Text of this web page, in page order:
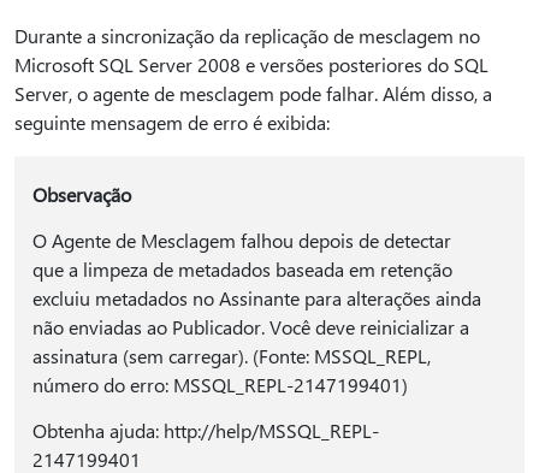
Durante a sincronização da replicação de mesclagem no
Microsoft SQL Server 2008 e versões posteriores do SQL
Server, o agente de mesclagem pode falhar. Além disso, a
seguinte mensagem de erro é exibida:
Observação
O Agente de Mesclagem falhou depois de detectar
que a limpeza de metadados baseada em retenção
excluiu metadados no Assinante para alterações ainda
não enviadas ao Publicador. Você deve reinicializar a
assinatura (sem carregar). (Fonte: MSSQL_REPL,
número do erro: MSSQL_REPL-2147199401)
Obtenha ajuda: http://help/MSSQL_REPL-
2147199401